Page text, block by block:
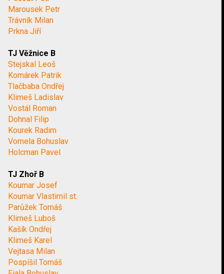
Marousek Petr
Trávník Milan
Prkna Jiří
TJ Věžnice B
Stejskal Leoš
Komárek Patrik
Tlačbaba Ondřej
Klimeš Ladislav
Vostál Roman
Dohnal Filip
Kourek Radim
Vomela Bohuslav
Holcman Pavel
TJ Zhoř B
Koumar Josef
Koumar Vlastimil st.
Parůžek Tomáš
Klimeš Luboš
Kašík Ondřej
Klimeš Karel
Vejtasa Milan
Pospíšil Tomáš